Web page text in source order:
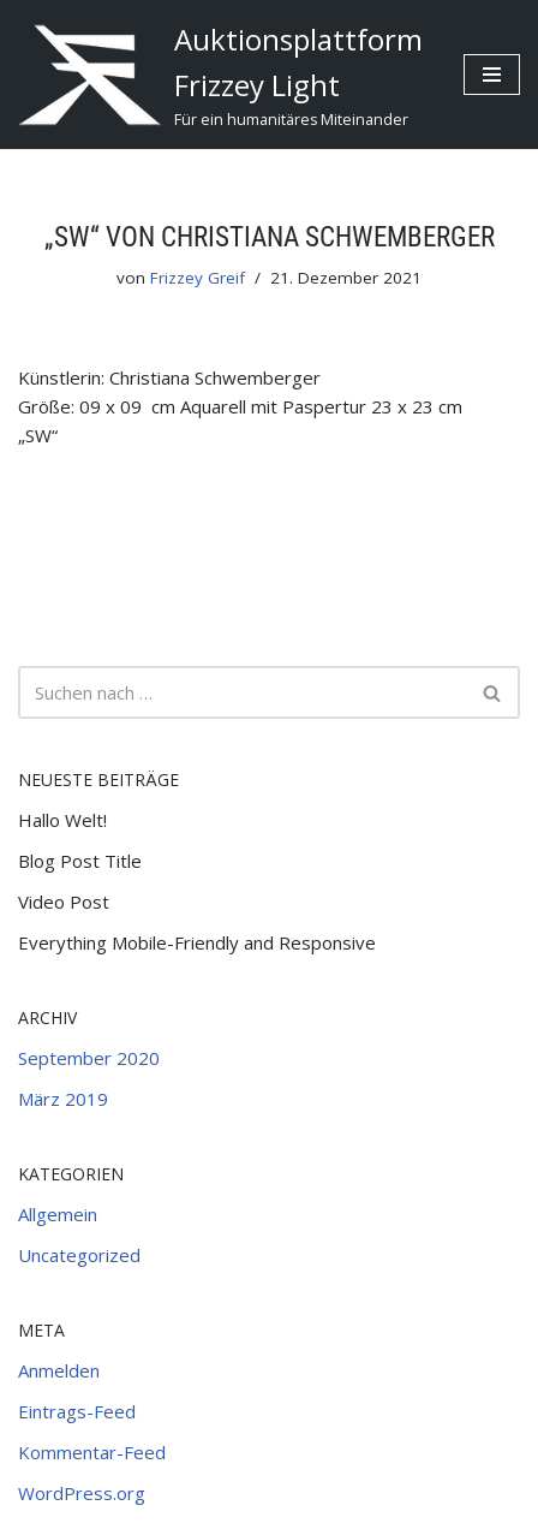
Zum
Inhalt
Auktionsplattform
Frizzey Light
Für ein humanitäres Miteinander
„SW“ VON CHRISTIANA SCHWEMBERGER
von Frizzey Greif 21. Dezember 2021
Künstlerin: Christiana Schwemberger
Größe: 09 x 09 cm Aquarell mit Paspertur 23 x 23 cm
„SW“
NEUESTE BEITRÄGE
Hallo Welt!
Blog Post Title
Video Post
Everything Mobile-Friendly and Responsive
ARCHIV
September 2020
März 2019
KATEGORIEN
Allgemein
Uncategorized
META
Anmelden
Eintrags-Feed
Kommentar-Feed
WordPress.org